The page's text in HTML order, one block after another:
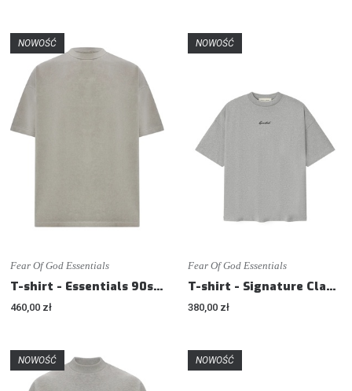
NOWOŚĆ
Fear Of God Essentials
T-shirt - Essentials 90s T-shirt - Loose fit
460,00 zł
NOWOŚĆ
Fear Of God Essentials
T-shirt - Signature Classic - Loose fit
380,00 zł
NOWOŚĆ NOWOŚĆ